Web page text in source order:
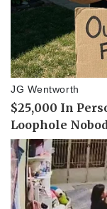
Văn hóa
Sân khấu - Điện ảnh
Văn học
Âm nhạc
Di sản